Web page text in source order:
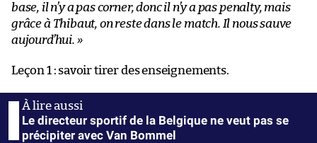
base, il n’y a pas corner, donc il n’y a pas penalty, mais
grâce à Thibaut, on reste dans le match. Il nous sauve
aujourd’hui. »
Leçon 1 : savoir tirer des enseignements.
Le directeur sportif de la Belgique ne veut pas se
précipiter avec Van Bommel